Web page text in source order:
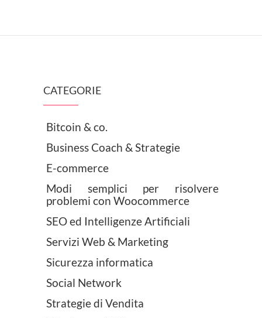
CATEGORIE
Bitcoin & co.
Business Coach & Strategie
E-commerce
Modi semplici per risolvere
problemi con Woocommerce
SEO ed Intelligenze Artificiali
Servizi Web & Marketing
Sicurezza informatica
Social Network
Strategie di Vendita